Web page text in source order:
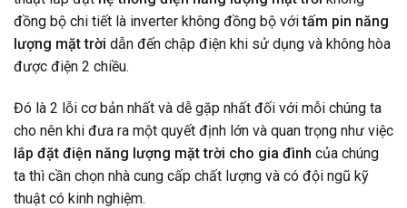
đồng bộ chi tiết là inverter không đồng bộ vớitấm pin năng
lượng mặt trời dẫn đến chập điện khi sử dụng và không hòa
được điện 2 chiều.
Đó là 2 lỗi cơ bản nhất và dễ gặp nhất đối với mỗi chúng ta
cho nên khi đưa ra một quyết định lớn và quan trọng như việc
lắp đặt điện năng lượng mặt trời cho gia đình của chúng
ta thì cần chọn nhà cung cấp chất lượng và có đội ngũ kỹ
thuật có kinh nghiệm.